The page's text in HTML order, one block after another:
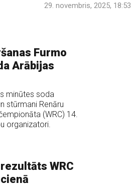
29. novembris, 2025, 18:53
Furmo
Arābijas
minūtes soda
stūrmani Renāru
(WRC) 14.
organizatori.
WRC